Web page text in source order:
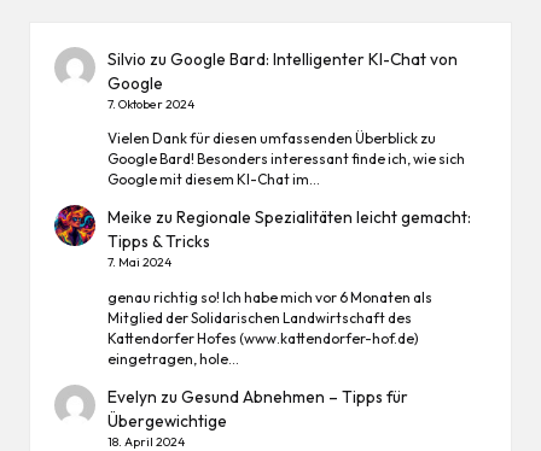
Silvio zuGoogle Bard: Intelligenter KI-Chat von
Google
7. Oktober 2024
Vielen Dank für diesen umfassenden Überblick zu
Google Bard! Besonders interessant finde ich, wie sich
Google mit diesem KI-Chat im…
Meike zuRegionale Spezialitäten leicht gemacht:
Tipps & Tricks
7. Mai 2024
genau richtig so! Ich habe mich vor 6 Monaten als
Mitglied der Solidarischen Landwirtschaft des
Kattendorfer Hofes (www.kattendorfer-hof.de)
eingetragen, hole…
Evelyn zuGesund Abnehmen – Tipps für
Übergewichtige
18. April 2024